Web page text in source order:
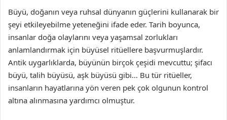
Büyü, doğanın veya ruhsal dünyanın güçlerini kullanarak bir
şeyi etkileyebilme yeteneğini ifade eder. Tarih boyunca,
insanlar doğa olaylarını veya yaşamsal zorlukları
anlamlandırmak için büyüsel ritüellere başvurmuşlardır.
Antik uygarlıklarda, büyünün birçok çeşidi mevcuttu; şifacı
büyü, talih büyüsü, aşk büyüsü gibi… Bu tür ritüeller,
insanların hayatlarına yön veren pek çok olgunun kontrol
altına alınmasına yardımcı olmuştur.